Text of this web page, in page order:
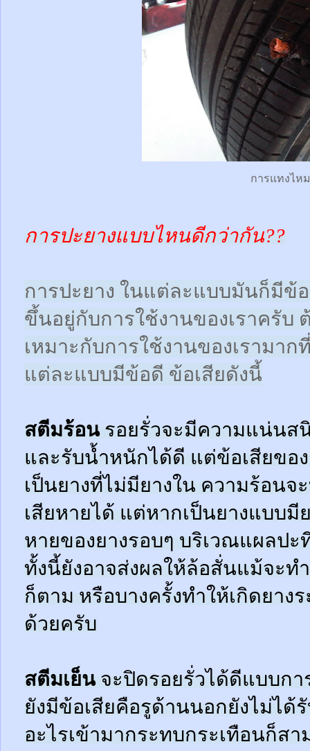
การแทงไหม
การปะยางแบบไหนดีกว่ากัน??
การปะยาง ในแต่ละแบบมันก็มีข้
ขึ้นอยู่กับการใช้งานของเราครับ
เหมาะกับการใช้งานของเรามา
แต่ละแบบมีข้อดี ข้อเสียดังนี้
สตีมร้อนรอยรั่วจะมีความแน่นส
และรับน้ำหนักได้ดี แต่ข้อเสียขอ
เป็นยางที่ไม่มียางใน ความร้อนจ
เสียหายได้ แต่หากเป็นยางแบบมี
หายของยางรอบๆ บริเวณแผลป
ทั้งนี้ยังอาจส่งผลให้ล้อสั่นแม้จะท
ก็ตาม หรือบางครั้งทำให้เกิดยา
ด้วยครับ
สตีมเย็นจะปิดรอยรั่วได้ดีแบบก
ยังมีข้อเสียคือรูด้านนอกยังไม่ได้
อะไรเข้ามากระทบกระเทือนก็ส